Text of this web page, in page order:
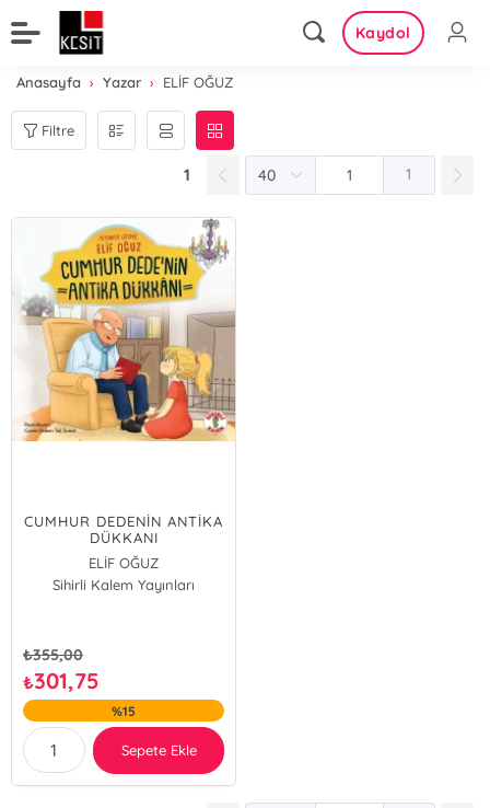
Kaydol
Anasayfa Yazar ELİF OĞUZ
Filtre
1 1
CUMHUR DEDENİN ANTİKA
DÜKKANI
ELİF OĞUZ
Sihirli Kalem Yayınları
₺355,00
₺301,75
%15
Sepete Ekle